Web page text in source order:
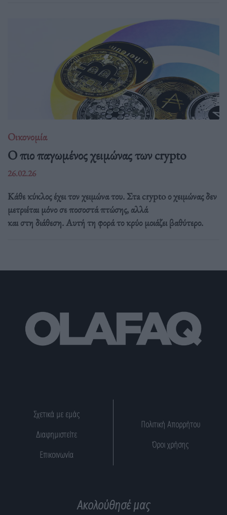
Οικονομία
Ο πιο παγωμένος χειμώνας των crypto
26.02.26
Κάθε κύκλος έχει τον χειμώνα του. Στa crypto ο χειμώνας δεν
μετριέται μόνο σε ποσοστά πτώσης, αλλά
και στη διάθεση. Αυτή τη φορά το κρύο μοιάζει βαθύτερο.
Σχετικά με εμάς
Διαφημιστείτε
Επικοινωνία
Πολιτική Απορρήτου
Όροι χρήσης
Ακολούθησέ μας